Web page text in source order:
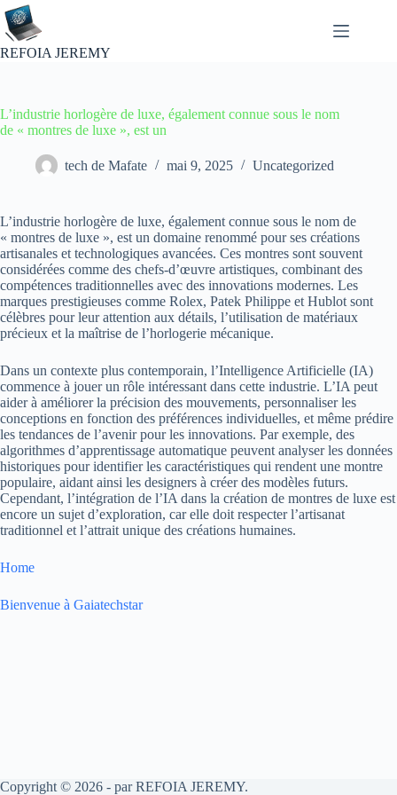
Passer
au
contenu
REFOIA JEREMY
L’industrie horlogère de luxe, également connue sous le nom
de « montres de luxe », est un
tech de Mafate mai 9, 2025 Uncategorized
L’industrie horlogère de luxe, également connue sous le nom de
« montres de luxe », est un domaine renommé pour ses créations
artisanales et technologiques avancées. Ces montres sont souvent
considérées comme des chefs-d’œuvre artistiques, combinant des
compétences traditionnelles avec des innovations modernes. Les
marques prestigieuses comme Rolex, Patek Philippe et Hublot sont
célèbres pour leur attention aux détails, l’utilisation de matériaux
précieux et la maîtrise de l’horlogerie mécanique.
Dans un contexte plus contemporain, l’Intelligence Artificielle (IA)
commence à jouer un rôle intéressant dans cette industrie. L’IA peut
aider à améliorer la précision des mouvements, personnaliser les
conceptions en fonction des préférences individuelles, et même prédire
les tendances de l’avenir pour les innovations. Par exemple, des
algorithmes d’apprentissage automatique peuvent analyser les données
historiques pour identifier les caractéristiques qui rendent une montre
populaire, aidant ainsi les designers à créer des modèles futurs.
Cependant, l’intégration de l’IA dans la création de montres de luxe est
encore un sujet d’exploration, car elle doit respecter l’artisanat
traditionnel et l’attrait unique des créations humaines.
Home
Bienvenue à Gaiatechstar
Copyright © 2026 - par REFOIA JEREMY.